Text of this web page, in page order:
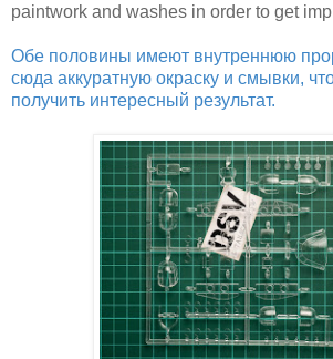
paintwork and washes in order to get
Обе половины имеют внутреннюю
сюда аккуратную окраску и смывки,
получить интересный результат.